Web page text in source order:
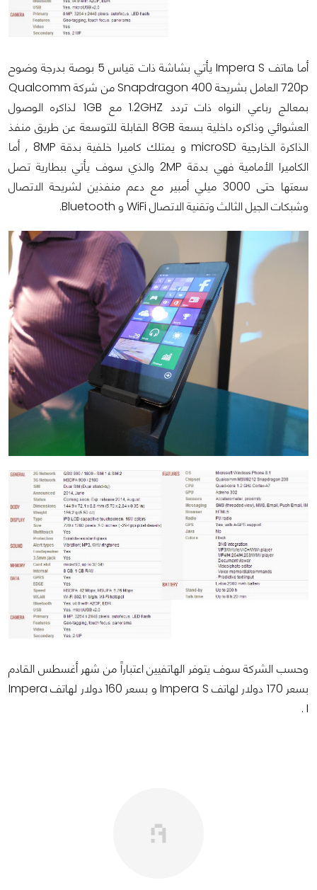
أما هاتف Impera S يأتي بشاشة ذات قياس 5 بوصة بدرجة وضوح
720p العامل بشريحة Snapdragon 400 من شركة Qualcomm
بمعالج رباعي النواه ذات تردد 1.2GHZ مع 1GB لذاكره الوصول
العشوائي وذاكره داخلية بسعة 8GB القابلة للتوسعة عن طريق منفذ
الذاكرة الخارجية microSD و يمتلك كاميرا خلفية بدقة 8MP , أما
الكاميرا الأمامية فهي بدقة 2MP والذي سوف يأتي ببطارية تصل
سعتها حتى 3000 ميلي أمبير مع دعم منفذين لشريحة الاتصال
وشبكات الجيل الثالث وتقنية الاتصال WiFi و Bluetooth.
وحسب الشركة سوف يتوفر الهاتفيين اعتباراً من شهر أغسطس القادم
بسعر 170 دولار لهاتف Impera S و بسعر 160 دولار لهاتف Impera
I .